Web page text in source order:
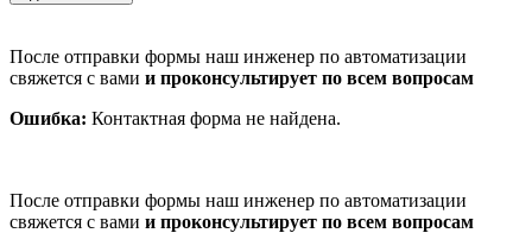
После отправки формы наш инженер по автоматизации
свяжется с вами и проконсультирует по всем вопросам
Ошибка: Контактная форма не найдена.
После отправки формы наш инженер по автоматизации
свяжется с вами и проконсультирует по всем вопросам